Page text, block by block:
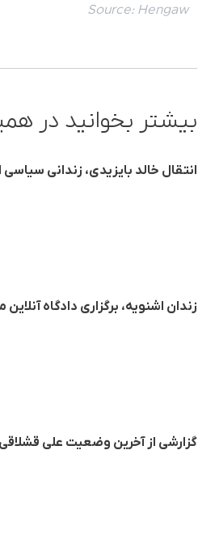
Source: Hengaw
بیشتر بخوانید در
انتقال خالد بایزیدی، زندانی سیاسی
زندان اشنویه، برگزاری دادگاه
گزارشی از آخرین وضعیت علی